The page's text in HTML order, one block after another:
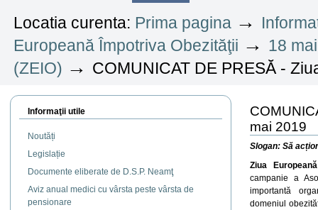
Locatia curenta: Prima pagina →
Europeană Împotriva Obezităţii → 18
(ZEIO) → COMUNICAT DE PRESĂ -
Informaţii utile
Noutăți
Legislație
Documente eliberate de D.S.P. Neamţ
Aviz anual medici cu vârsta peste vârsta de
pensionare
mai 2019
Slogan: Să
Ziua
campanie a
importantă
domeniul